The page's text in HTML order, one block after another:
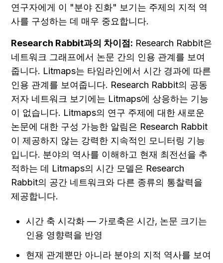
연구자에게 이 "분야 진화" 보기는 주제의 지적 역
사를 구성하는 데 매우 중요합니다.
Research Rabbit과의 차이점: Research Rabbit은
네트워크 그래프에서 논문 간의 인용 관계를 보여
줍니다. Litmaps는 타임라인에서 시간 경과에 따른
인용 관계를 보여줍니다. Research Rabbit의 공동
저자 네트워크 보기에는 Litmaps에 상응하는 기능
이 없습니다. Litmaps의 연구 주제에 대한 새로운
논문에 대한 구성 가능한 알림은 Research Rabbit
이 제공하지 않는 강력한 지속적인 모니터링 기능
입니다. 분야의 역사를 이해하고 현재 최전선을 추
적하는 데 Litmaps의 시간 모델은 Research
Rabbit의 공간 네트워크와 다른 종류의 통찰력을
제공합니다.
시간 축 시각화 — 가로축은 시간, 논문 크기는
인용 영향력을 반영
현재 관계뿐만 아니라 분야의 지적 역사를 보여